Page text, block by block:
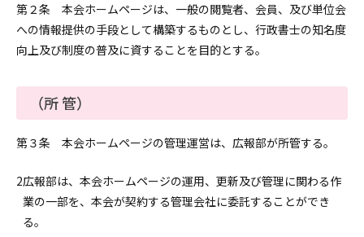
第２条 本会ホームページは、一般の閲覧者、会員、及び単位会
への情報提供の手段として構築するものとし、行政書士の知名度
向上及び制度の普及に資することを目的とする。
（所 管）
第３条 本会ホームページの管理運営は、広報部が所管する。
広報部は、本会ホームページの運用、更新及び管理に関わる作
業の一部を、本会が契約する管理会社に委託することができ
る。